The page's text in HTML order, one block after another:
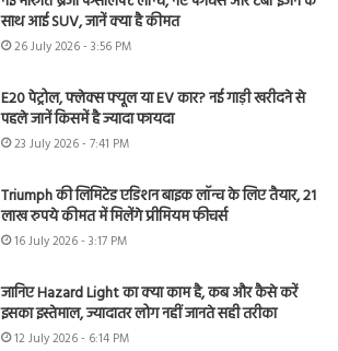
साथ आई SUV, जानें क्या है कीमत
26 July 2026 - 3:56 PM
E20 पेट्रोल, फ्लेक्स फ्यूल या EV कार? नई गाड़ी खरीदने से
पहले जानें किसमें है ज्यादा फायदा
23 July 2026 - 7:41 PM
Triumph की लिमिटेड एडिशन बाइक लॉन्च के लिए तैयार, 21
लाख रुपये कीमत में मिलेंगे प्रीमियम फीचर्स
16 July 2026 - 3:17 PM
जानिए Hazard Light का क्या काम है, कब और कैसे करें
इसका इस्तेमाल, ज्यादातर लोग नहीं जानते सही तरीका
12 July 2026 - 6:14 PM